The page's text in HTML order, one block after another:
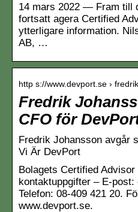
14 mars 2022 — Fram till
fortsatt agera Certified
ytterligare information.
AB, …
http s://www.devport.se ›
Fredrik
CFO för
Fredrik Johansson avgår
Vi Är DevPort
Bolagets Certified
kontaktuppgifter – E-
Telefon: 08-409 421 20.
www.devport.se.